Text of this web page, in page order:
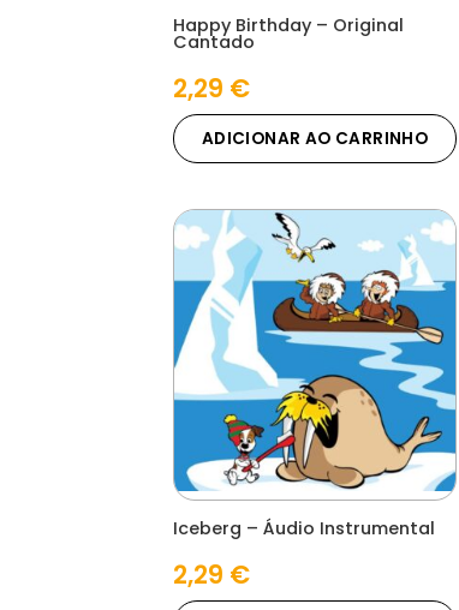
Happy Birthday – Original
Cantado
2,29 €
ADICIONAR AO CARRINHO
Iceberg – Áudio Instrumental
2,29 €